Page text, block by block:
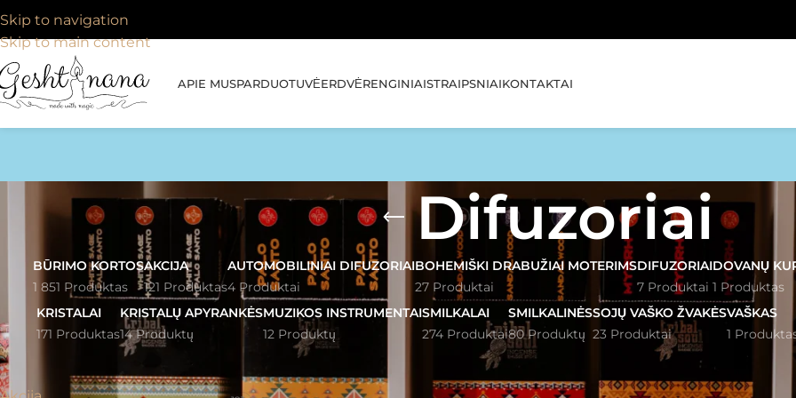
🚚
Skip to navigation
Skip to main content
APIE MUSPARDUOTUVĖERDVĖRENGINIAISTRAIPSNIAIKONTAKTAI
Difuzoriai
BŪRIMO KORTOS
1 851 Produktas
AKCIJA
121 Produktas
AUTOMOBILINIAI DIFUZORIAI
4 Produktai
BOHEMIŠKI DRABUŽIAI MOTERIMS
27 Produktai
DIFUZORIAI
7 Produktai
DOVANŲ
1 Produktas
KRISTALAI
171 Produktas
KRISTALŲ APYRANKĖS
14 Produktų
MUZIKOS INSTRUMENTAI
12 Produktų
SMILKALAI
274 Produktai
SMILKALINĖS
80 Produktų
SOJŲ VAŠKO ŽVAKĖS
23 Produktai
VAŠKAS
1
PRODUKTŲ KATEGORIJOS Pagrindinis